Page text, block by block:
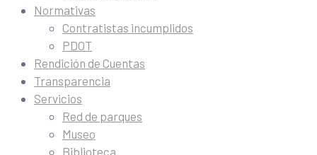
Normativas
Contratistas incumplidos
PDOT
Rendición de Cuentas
Transparencia
Servicios
Red de parques
Museo
Biblioteca